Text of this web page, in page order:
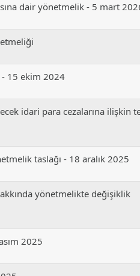
dair yönetmelik - 5 mart
15 ekim 2024
i̇dari para cezalarına i̇lişkin
taslağı - 18 aralık 2025
yönetmelikte değişiklik
2025